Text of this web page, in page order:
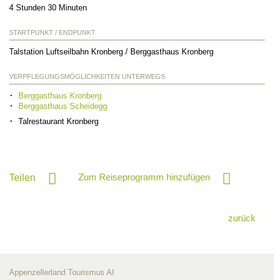
4 Stunden 30 Minuten
STARTPUNKT / ENDPUNKT
Talstation Luftseilbahn Kronberg / Berggasthaus Kronberg
VERPFLEGUNGSMÖGLICHKEITEN UNTERWEGS
Berggasthaus Kronberg
Berggasthaus Scheidegg
Talrestaurant Kronberg
Teilen Zum Reiseprogramm hinzufügen
zurück
Appenzellerland Tourismus AI